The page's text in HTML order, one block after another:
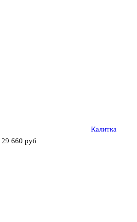
Калитка
29 660 руб